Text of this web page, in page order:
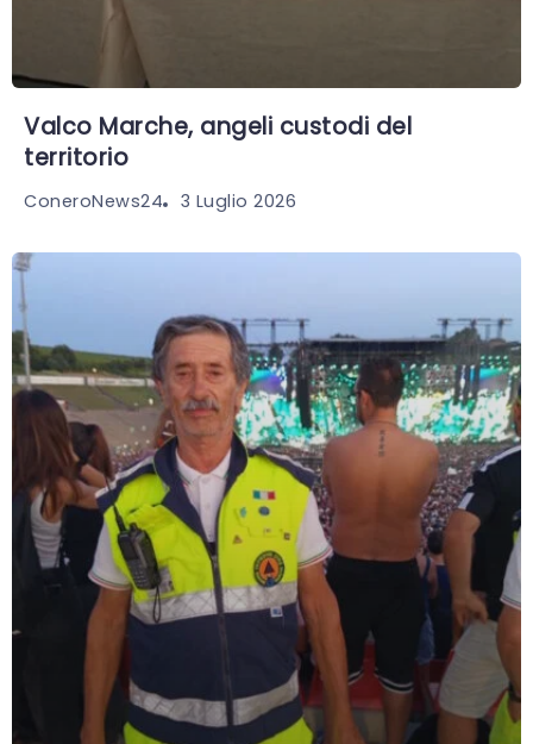
Valco Marche, angeli custodi del
territorio
ConeroNews24 3 Luglio 2026